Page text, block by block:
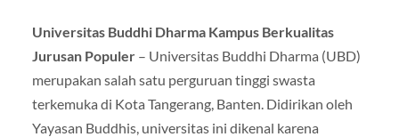
Universitas Buddhi Dharma Kampus Berkualitas
Jurusan Populer– Universitas Buddhi Dharma (UBD)
merupakan salah satu perguruan tinggi swasta
terkemuka di Kota Tangerang, Banten. Didirikan oleh
Yayasan Buddhis, universitas ini dikenal karena